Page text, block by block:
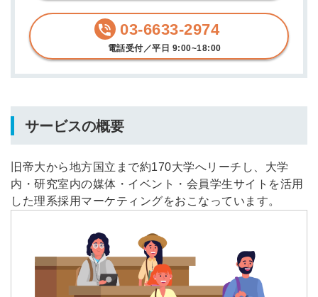
03-6633-2974
電話受付／平日 9:00~18:00
サービスの概要
旧帝大から地方国立まで約170大学へリーチし、大学
内・研究室内の媒体・イベント・会員学生サイトを活用
した理系採用マーケティングをおこなっています。